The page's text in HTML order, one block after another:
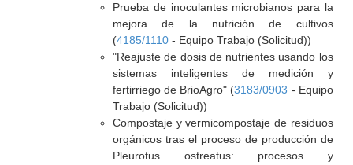
Prueba de inoculantes microbianos para la
mejora de la nutrición de cultivos
(4185/1110- Equipo Trabajo (Solicitud))
"Reajuste de dosis de nutrientes usando los
sistemas inteligentes de medición y
fertirriego de BrioAgro" (3183/0903 - Equipo
Trabajo (Solicitud))
Compostaje y vermicompostaje de residuos
orgánicos tras el proceso de producción de
Pleurotus ostreatus: procesos y